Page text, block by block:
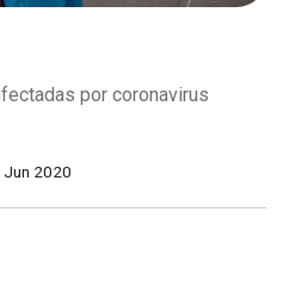
por coronavirus
Jun 2020